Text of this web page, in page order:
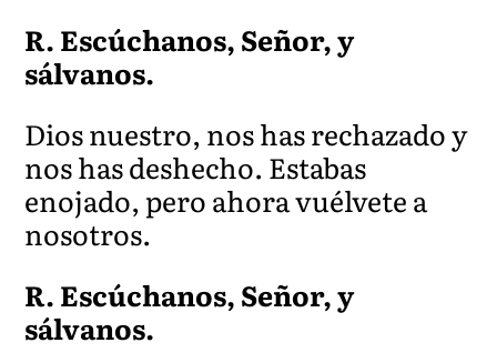
R. Escúchanos, Señor, y
sálvanos.
Dios nuestro, nos has rechazado y
nos has deshecho. Estabas
enojado, pero ahora vuélvete a
nosotros.
R. Escúchanos, Señor, y
sálvanos.